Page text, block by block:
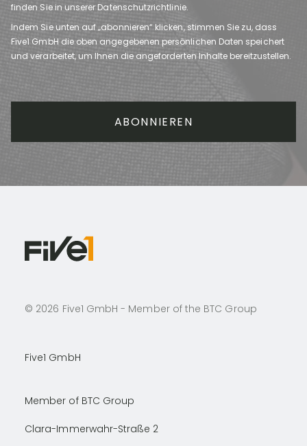
finden Sie in unserer Datenschutzrichtlinie.
Indem Sie unten auf „abonnieren“ klicken, stimmen Sie zu, dass
Five1 GmbH die oben angegebenen persönlichen Daten speichert
und verarbeitet, um Ihnen die angeforderten Inhalte bereitzustellen.
© 2026 Five1 GmbH - Member of the BTC Group
Five1 GmbH
Member of BTC Group
Clara-Immerwahr-Straße 2